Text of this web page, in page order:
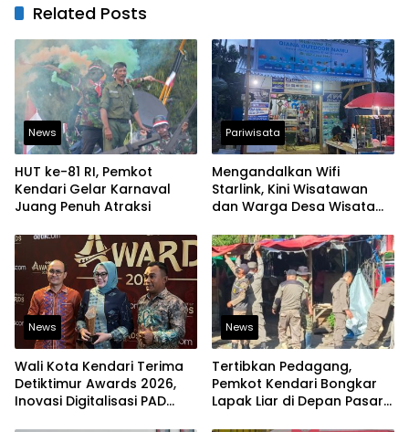
Related Posts
News
HUT ke-81 RI, Pemkot
Kendari Gelar Karnaval
Juang Penuh Atraksi
Pariwisata
Mengandalkan Wifi
Starlink, Kini Wisatawan
dan Warga Desa Wisata
Mengakses Transaksi
Digital
News
Wali Kota Kendari Terima
Detiktimur Awards 2026,
Inovasi Digitalisasi PAD
News
Tertibkan Pedagang,
Pemkot Kendari Bongkar
Lapak Liar di Depan Pasar